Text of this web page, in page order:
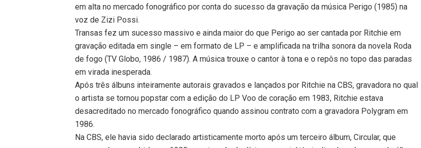
em alta no mercado fonográfico por conta do sucesso da gravação da música Perigo (1985) na
voz de Zizi Possi.
Transas fez um sucesso massivo e ainda maior do que Perigo ao ser cantada por Ritchie em
gravação editada em single – em formato de LP – e amplificada na trilha sonora da novela Roda
de fogo (TV Globo, 1986 / 1987). A música trouxe o cantor à tona e o repôs no topo das paradas
em virada inesperada.
Após três álbuns inteiramente autorais gravados e lançados por Ritchie na CBS, gravadora no qual
o artista se tornou popstar com a edição do LP Voo de coração em 1983, Ritchie estava
desacreditado no mercado fonográfico quando assinou contrato com a gravadora Polygram em
1986.
Na CBS, ele havia sido declarado artisticamente morto após um terceiro álbum, Circular, que